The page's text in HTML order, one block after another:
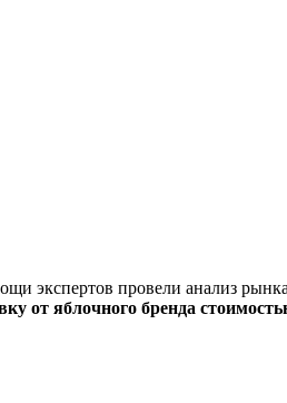
экспертов провели анализ
от яблочного бренда